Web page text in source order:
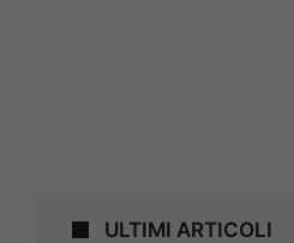
ULTIMI ARTICOLI